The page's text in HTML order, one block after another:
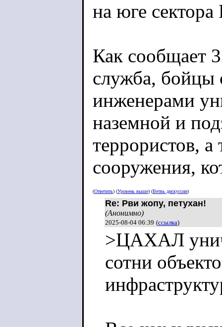
на юге сектора
Как сообщает
служба, бойцы
инженерами
наземной и
террористов,
сооружения,
Совместно с
несколько
также здания,
(Ответить) (Уровень выше) (Ветвь дискуссии)
Re: Рви жопу, петухан!
(Анонимно)
2025-08-04 06:39 (ссылка)
>ЦАХАЛ
сотни